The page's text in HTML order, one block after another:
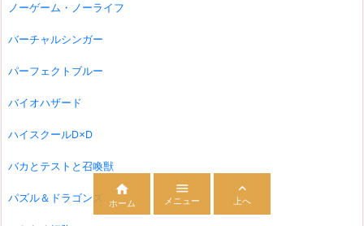
ノーゲーム・ノーライフ
バーチャルシンガー
パーフェクトブルー
バイオハザード
ハイスクールD×D
バカとテストと召喚獣
パズル＆ドラゴンズ

ホーム

メニュー

上へ